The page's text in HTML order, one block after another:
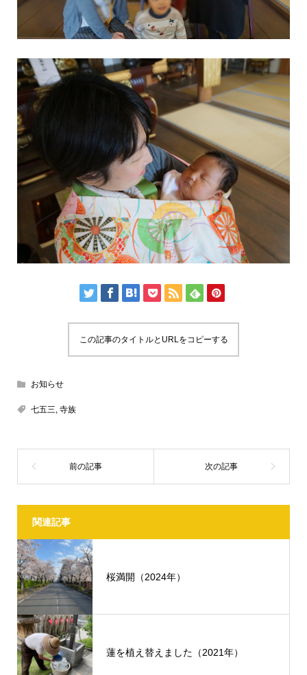
この記事のタイトルとURLをコピーする
お知らせ
七五三, 寺族
関連記事
桜満開（2024年）
蓮を植え替えました（2021年）